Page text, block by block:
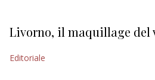
Livorno, il maquillage del
Editoriale